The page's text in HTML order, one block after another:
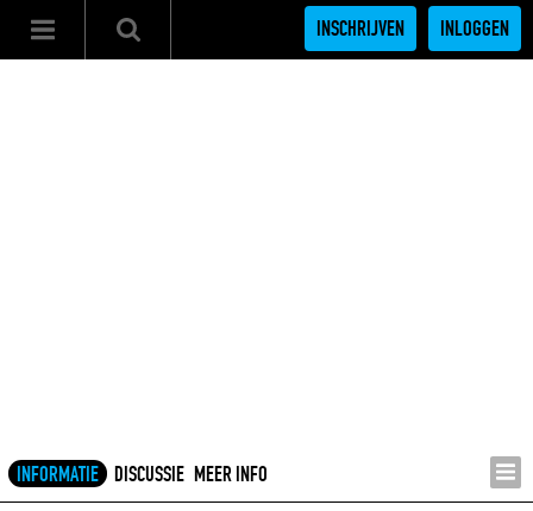
INSCHRIJVEN INLOGGEN
INFORMATIE DISCUSSIE MEER INFO